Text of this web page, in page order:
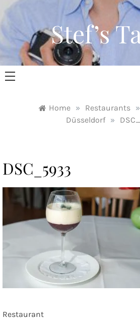
Skip
content
Stef’s
Home » Restaurants »
Düsseldorf »
DSC_5933
Restaurant